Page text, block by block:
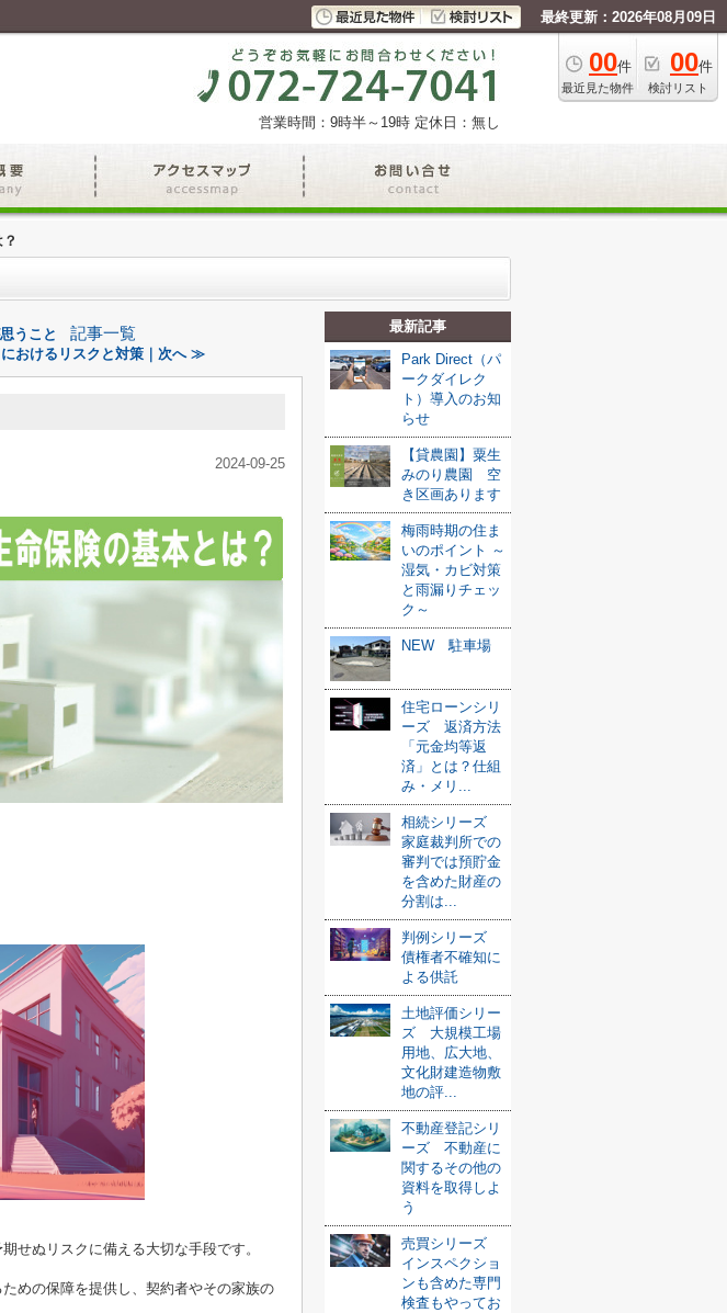
最終更新：2026年08月09日
00件
最近見た物件
00件
検討リスト
営業時間：9時半～19時 定休日：無し
うこと 記事一覧
おけるリスクと対策｜次へ ≫
2024-09-25
せぬリスクに備える大切な手段です。
めの保障を提供し、契約者やその家族の
最新記事
Park Direct（パ
ークダイレク
ト）導入のお知
らせ
【貸農園】粟生
みのり農園 空
き区画あります
梅雨時期の住ま
いのポイント ～
湿気・カビ対策
と雨漏りチェッ
ク～
NEW 駐車場
住宅ローンシリ
ーズ 返済方法
「元金均等返
済」とは？仕組
み・メリ...
相続シリーズ
家庭裁判所での
審判では預貯金
を含めた財産の
分割は...
判例シリーズ
債権者不確知に
よる供託
土地評価シリー
ズ 大規模工場
用地、広大地、
文化財建造物敷
地の評...
不動産登記シリ
ーズ 不動産に
関するその他の
資料を取得しよ
う
売買シリーズ
インスペクショ
ンも含めた専門
検査もやってお